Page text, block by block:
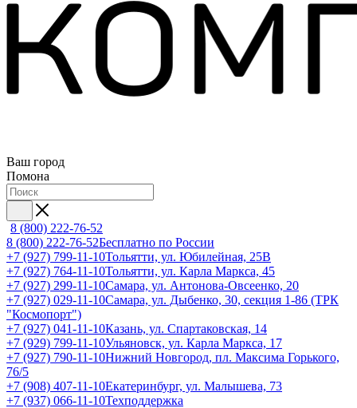
Ваш город
Помона
8 (800) 222-76-52
8 (800) 222-76-52Бесплатно по России
+7 (927) 799-11-10Тольятти, ул. Юбилейная, 25В
+7 (927) 764-11-10Тольятти, ул. Карла Маркса, 45
+7 (927) 299-11-10Самара, ул. Антонова-Овсеенко, 20
+7 (927) 029-11-10Самара, ул. Дыбенко, 30, секция 1-86 (ТРК
"Космопорт")
+7 (927) 041-11-10Казань, ул. Спартаковская, 14
+7 (929) 799-11-10Ульяновск, ул. Карла Маркса, 17
+7 (927) 790-11-10Нижний Новгород, пл. Максима Горького,
76/5
+7 (908) 407-11-10Екатеринбург, ул. Малышева, 73
+7 (937) 066-11-10Техподдержка